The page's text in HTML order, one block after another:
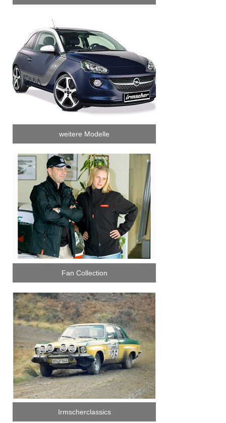
weitere Modelle
Fan Collection
Irmscherclassics